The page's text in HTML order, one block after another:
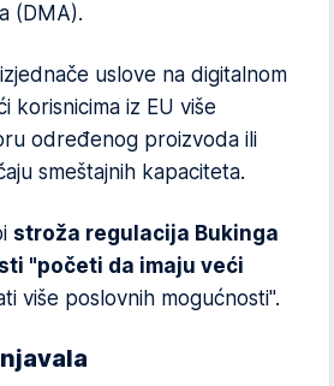
(DMA).
uslove na digitalnom
korisnicima iz EU više
određenog proizvoda ili
smeštajnih kapaciteta.
stroža regulacija Bukinga
"početi da imaju veći
više poslovnih mogućnosti".